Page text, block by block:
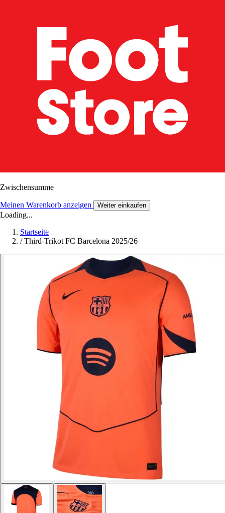
Zwischensumme
Meinen Warenkorb anzeigen Weiter einkaufen
Loading...
Startseite
/ Third-Trikot FC Barcelona 2025/26